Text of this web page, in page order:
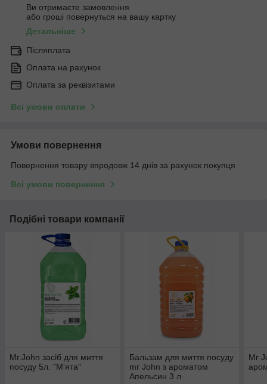
Ви отримаєте замовлення
або гроші повернуться на вашу картку
Детальніше
Післяплата
Оплата на рахунок
Оплата за реквізитами
Всі умови оплати
Умови повернення
Повернення товару впродовж 14 днів за рахунок покупця
Всі умови повернення
Подібні товари компанії
Mr.John засіб для миття
посуду 5л. "М'ята"
Бальзам для миття посуду
mr John з ароматом
Апельсин 3 л
Mr